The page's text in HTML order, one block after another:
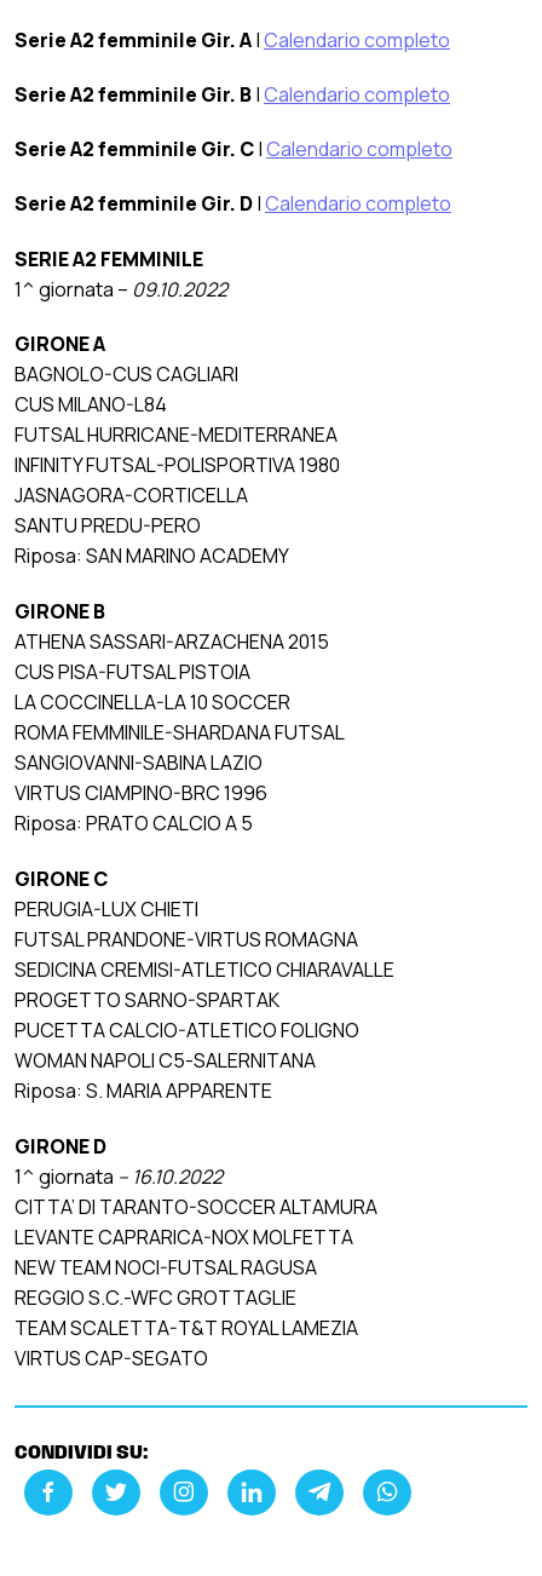
Serie A2 femminile Gir. A|Calendario completo
Serie A2 femminile Gir. B|Calendario completo
Serie A2 femminile Gir. C|Calendario completo
Serie A2 femminile Gir. D|Calendario completo
SERIE A2 FEMMINILE
1^ giornata – 09.10.2022
GIRONE A
BAGNOLO-CUS CAGLIARI
CUS MILANO-L84
FUTSAL HURRICANE-MEDITERRANEA
INFINITY FUTSAL-POLISPORTIVA 1980
JASNAGORA-CORTICELLA
SANTU PREDU-PERO
Riposa: SAN MARINO ACADEMY
GIRONE B
ATHENA SASSARI-ARZACHENA 2015
CUS PISA-FUTSAL PISTOIA
LA COCCINELLA-LA 10 SOCCER
ROMA FEMMINILE-SHARDANA FUTSAL
SANGIOVANNI-SABINA LAZIO
VIRTUS CIAMPINO-BRC 1996
Riposa: PRATO CALCIO A 5
GIRONE C
PERUGIA-LUX CHIETI
FUTSAL PRANDONE-VIRTUS ROMAGNA
SEDICINA CREMISI-ATLETICO CHIARAVALLE
PROGETTO SARNO-SPARTAK
PUCETTA CALCIO-ATLETICO FOLIGNO
WOMAN NAPOLI C5-SALERNITANA
Riposa: S. MARIA APPARENTE
GIRONE D
1^ giornata – 16.10.2022
CITTA’ DI TARANTO-SOCCER ALTAMURA
LEVANTE CAPRARICA-NOX MOLFETTA
NEW TEAM NOCI-FUTSAL RAGUSA
REGGIO S.C.-WFC GROTTAGLIE
TEAM SCALETTA-T&T ROYAL LAMEZIA
VIRTUS CAP-SEGATO
CONDIVIDI SU: